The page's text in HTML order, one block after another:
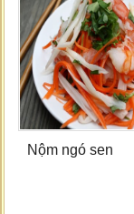
Nộm ngó sen